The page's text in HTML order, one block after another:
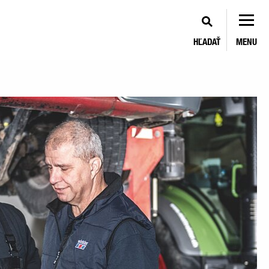
HĽADAŤ MENU